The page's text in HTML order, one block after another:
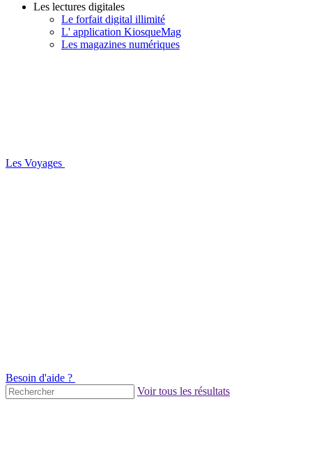
Les lectures digitales
Le forfait digital illimité
L' application KiosqueMag
Les magazines numériques
Les Voyages
Besoin d'aide ?
Voir tous les résultats